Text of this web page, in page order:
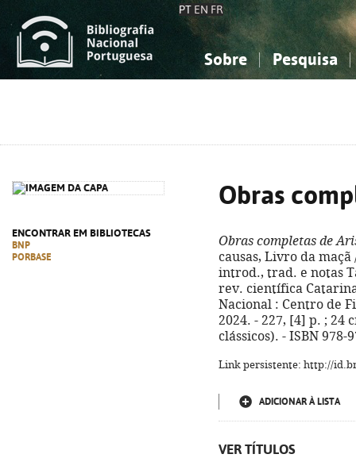
PT EN FR
Sobre Pesquisa
ENCONTRAR EM BIBLIOTECAS
BNP
PORBASE
Obras
Obras completas de
causas, Livro da
introd., trad. e notas
rev. científica
Nacional : Centro de
2024. - 227, [4] p. ; 24
clássicos). - ISBN 978-
Link persistente: http://
ADICIONAR À LISTA
VER TÍTULOS